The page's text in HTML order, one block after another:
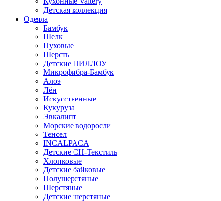
Детская коллекция
Одеяла
Бамбук
Шелк
Пуховые
Шерсть
Детские ПИЛЛОУ
Микрофибра-Бамбук
Алоэ
Лён
Искусственные
Кукуруза
Эвкалипт
Морские водоросли
Тенсел
INCALPACA
Детские СН-Текстиль
Хлопковые
Детские байковые
Полушерстяные
Шерстяные
Детские шерстяные